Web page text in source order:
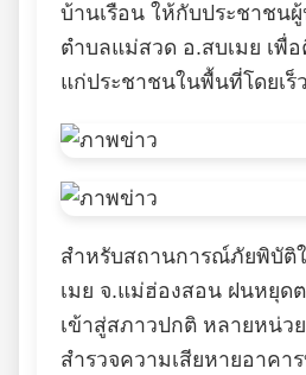
บ้านเรือน ให้กับประชาชน
ตำบลแม่สวด อ.สบเมย เพื่
แก่ประชาชนในพื้นที่โดยเร็
สำหรับสถานการณ์ภัยพิบัติ
เมย จ.แม่ฮ่องสอน ฝนหยุด
เข้าสู่สภาวปกติ หลายหน่ว
สำรวจความเสียหายอาคา